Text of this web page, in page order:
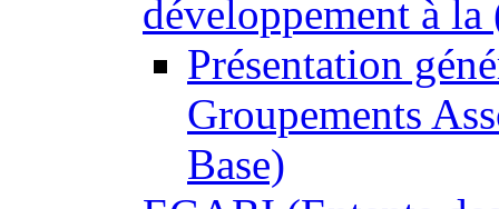
développement à la
Présentation
Groupements
Base)